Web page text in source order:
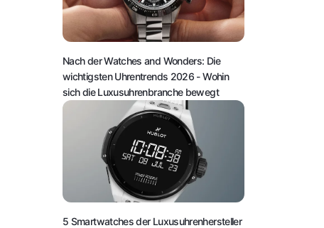
Nach der Watches and Wonders: Die
wichtigsten Uhrentrends 2026 - Wohin
sich die Luxusuhrenbranche bewegt
5 Smartwatches der Luxusuhrenhersteller